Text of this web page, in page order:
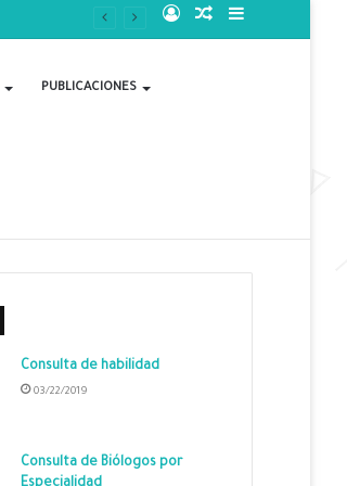
Barra
Publicación
Acceso
PUBLICACIONES
Consulta de habilidad
03/22/2019
Consulta de Biólogos por